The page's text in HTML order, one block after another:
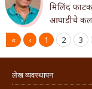
मिलिंद
आघाडीचे
« ‹ 1 2 3
लेख व्यवस्थापन